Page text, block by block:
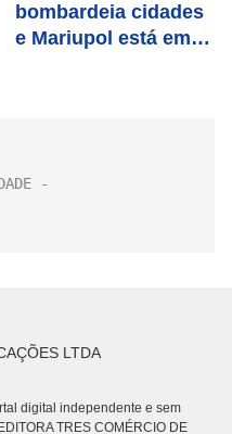
bombardeia cidades
e Mariupol está em
LTDA
digital independente e sem
TRES COMÉRCIO DE